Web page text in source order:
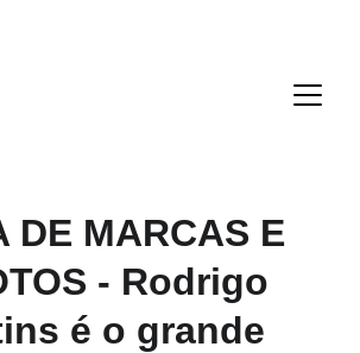
DE MARCAS E
- Rodrigo
é o grande